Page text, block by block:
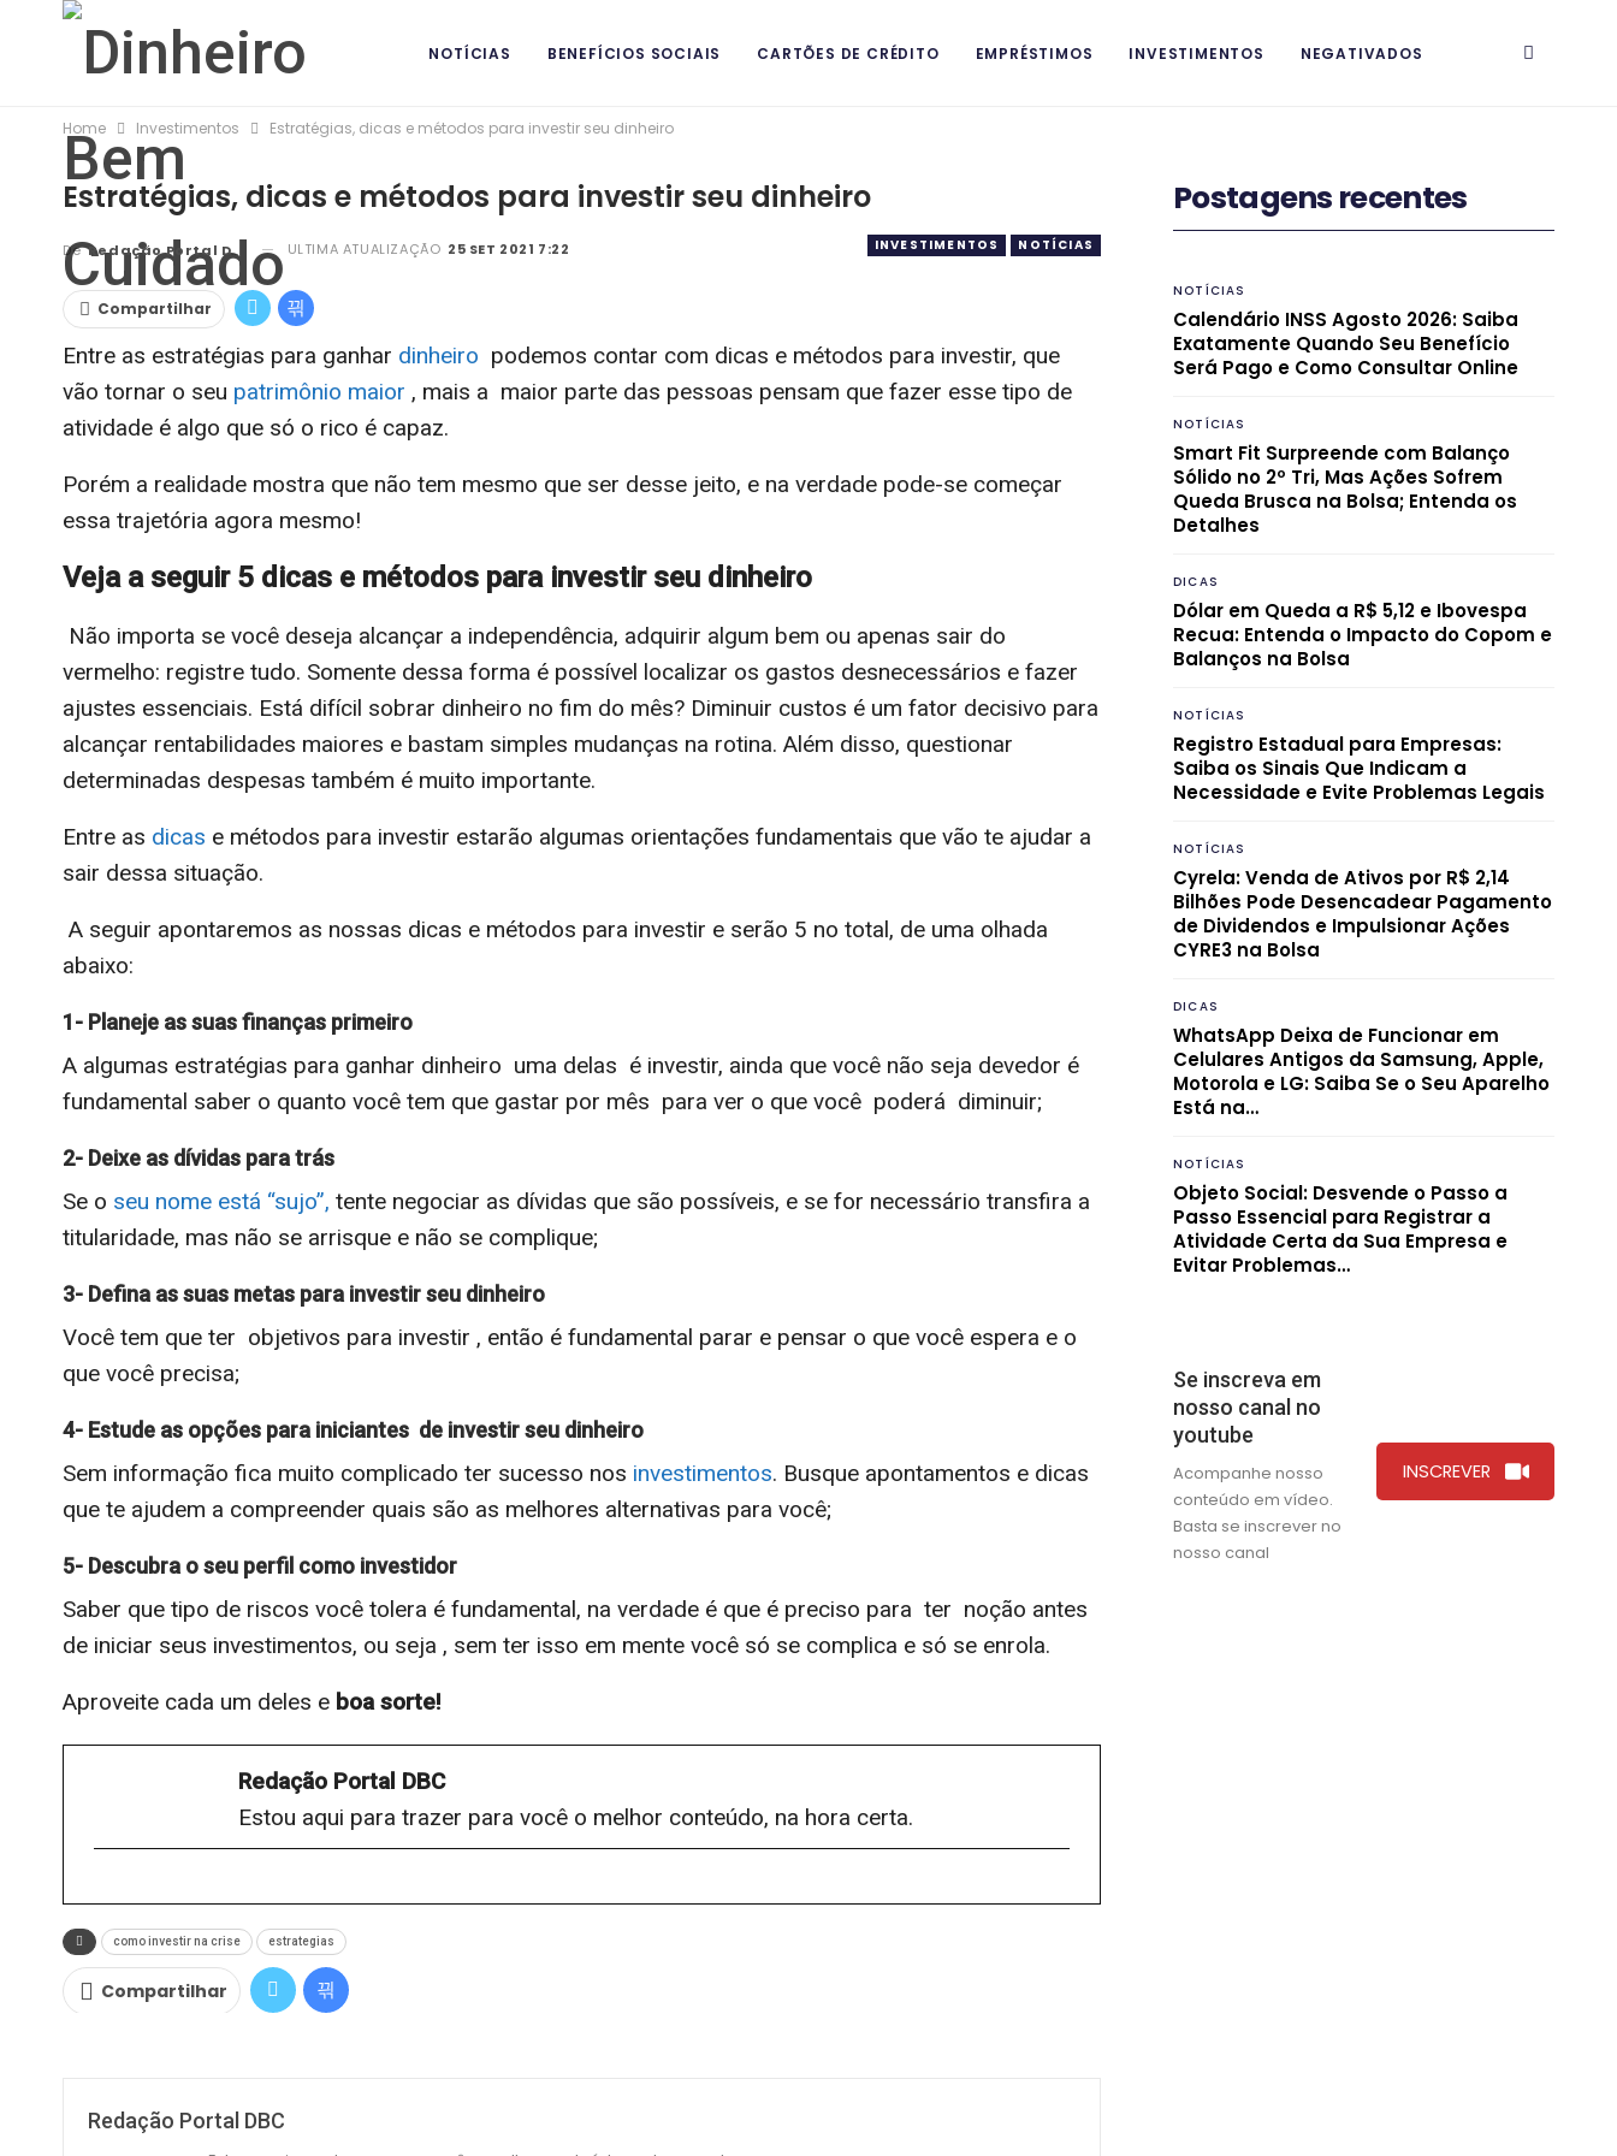
NOTÍCIAS BENEFÍCIOS SOCIAIS CARTÕES DE CRÉDITO EMPRÉSTIMOS INVESTIMENTOS NEGATIVADOS
Home Investimentos Estratégias, dicas e métodos para investir seu dinheiro
Estratégias, dicas e métodos para investir seu dinheiro
INVESTIMENTOS NOTÍCIAS
DeRedação Portal DBC ULTIMA ATUALIZAÇÃO 25 SET 2021 7:22
Compartilhar
Entre as estratégias para ganhar dinheiro podemos contar com dicas e métodos para investir, que
vão tornar o seu patrimônio maior , mais a maior parte das pessoas pensam que fazer esse tipo de
atividade é algo que só o rico é capaz.
Porém a realidade mostra que não tem mesmo que ser desse jeito, e na verdade pode-se começar
essa trajetória agora mesmo!
Veja a seguir 5 dicas e métodos para investir seu dinheiro
Não importa se você deseja alcançar a independência, adquirir algum bem ou apenas sair do
vermelho: registre tudo. Somente dessa forma é possível localizar os gastos desnecessários e fazer
ajustes essenciais. Está difícil sobrar dinheiro no fim do mês? Diminuir custos é um fator decisivo para
alcançar rentabilidades maiores e bastam simples mudanças na rotina. Além disso, questionar
determinadas despesas também é muito importante.
Entre as dicas e métodos para investir estarão algumas orientações fundamentais que vão te ajudar a
sair dessa situação.
A seguir apontaremos as nossas dicas e métodos para investir e serão 5 no total, de uma olhada
abaixo:
1- Planeje as suas finanças primeiro
A algumas estratégias para ganhar dinheiro uma delas é investir, ainda que você não seja devedor é
fundamental saber o quanto você tem que gastar por mês para ver o que você poderá diminuir;
2- Deixe as dívidas para trás
Se o seu nome está “sujo”, tente negociar as dívidas que são possíveis, e se for necessário transfira a
titularidade, mas não se arrisque e não se complique;
3- Defina as suas metas para investir seu dinheiro
Você tem que ter objetivos para investir , então é fundamental parar e pensar o que você espera e o
que você precisa;
4- Estude as opções para iniciantes de investir seu dinheiro
Sem informação fica muito complicado ter sucesso nos investimentos. Busque apontamentos e dicas
que te ajudem a compreender quais são as melhores alternativas para você;
5- Descubra o seu perfil como investidor
Saber que tipo de riscos você tolera é fundamental, na verdade é que é preciso para ter noção antes
de iniciar seus investimentos, ou seja , sem ter isso em mente você só se complica e só se enrola.
Aproveite cada um deles e boa sorte!
Redação Portal DBC
Estou aqui para trazer para você o melhor conteúdo, na hora certa.
como investir na crise estrategias
Compartilhar
Redação Portal DBC
Postagens recentes
NOTÍCIAS
Calendário INSS Agosto 2026: Saiba
Exatamente Quando Seu Benefício
Será Pago e Como Consultar Online
NOTÍCIAS
Smart Fit Surpreende com Balanço
Sólido no 2º Tri, Mas Ações Sofrem
Queda Brusca na Bolsa; Entenda os
Detalhes
DICAS
Dólar em Queda a R$ 5,12 e Ibovespa
Recua: Entenda o Impacto do Copom e
Balanços na Bolsa
NOTÍCIAS
Registro Estadual para Empresas:
Saiba os Sinais Que Indicam a
Necessidade e Evite Problemas Legais
NOTÍCIAS
Cyrela: Venda de Ativos por R$ 2,14
Bilhões Pode Desencadear Pagamento
de Dividendos e Impulsionar Ações
CYRE3 na Bolsa
DICAS
WhatsApp Deixa de Funcionar em
Celulares Antigos da Samsung, Apple,
Motorola e LG: Saiba Se o Seu Aparelho
Está na…
NOTÍCIAS
Objeto Social: Desvende o Passo a
Passo Essencial para Registrar a
Atividade Certa da Sua Empresa e
Evitar Problemas…
Se inscreva em
nosso canal no
youtube
Acompanhe nosso
conteúdo em vídeo.
Basta se inscrever no
nosso canal
INSCREVER